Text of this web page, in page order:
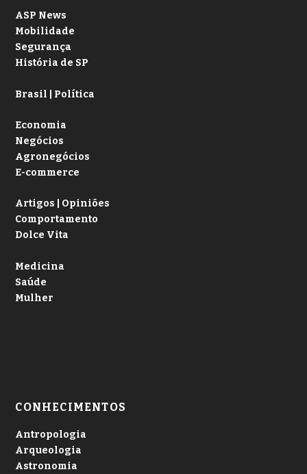
ASP News
Mobilidade
Segurança
História de SP
Brasil | Política
Economia
Negócios
Agronegócios
E-commerce
Artigos | Opiniões
Comportamento
Dolce Vita
Medicina
Saúde
Mulher
CONHECIMENTOS
Antropologia
Arqueologia
Astronomia